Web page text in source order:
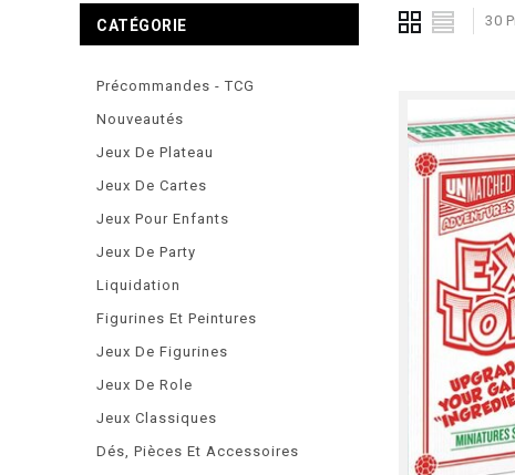
30
CATÉGORIE
Précommandes - TCG
Nouveautés
Jeux De Plateau
Jeux De Cartes
Jeux Pour Enfants
Jeux De Party
Liquidation
Figurines Et Peintures
Jeux De Figurines
Jeux De Role
Jeux Classiques
Dés, Pièces Et Accessoires